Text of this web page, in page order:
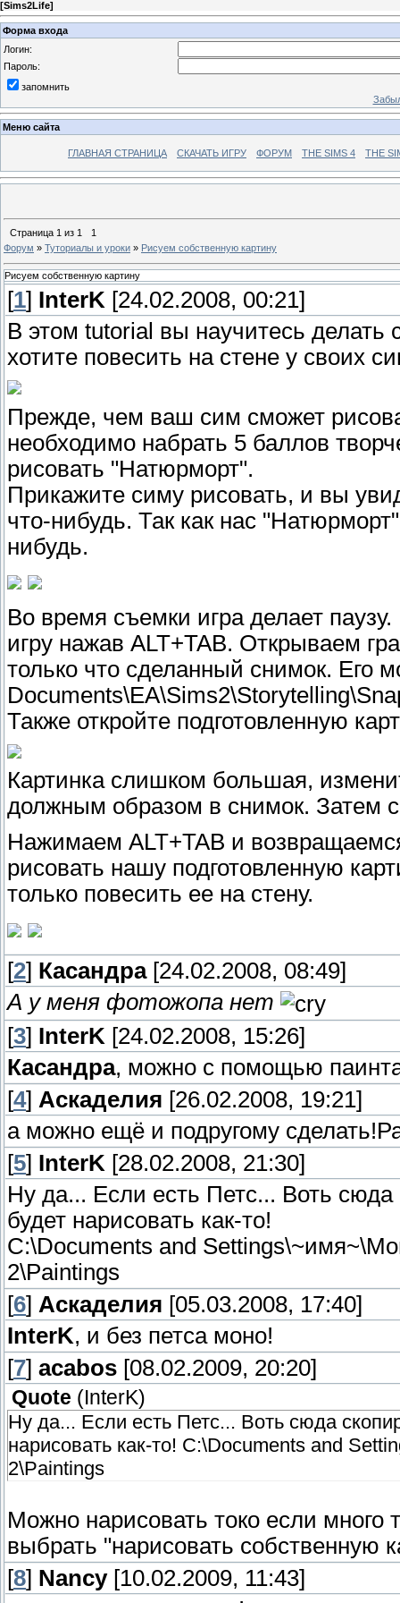
[Sims2Life]
Форма входа
Логин:
Пароль:
запомнить
Меню сайта
ГЛАВНАЯ СТРАНИЦА СКАЧАТЬ ИГРУ ФОРУМ THE SIMS 4 THE
Страница 1 из 1
1
Форум » Туториалы и уроки » Рисуем собственную картину
Рисуем собственную картину
[1] InterK [24.02.2008, 00:21]
В этом tutorial вы научитесь
хотите повесить на стене у своих
Прежде, чем ваш сим сможет
необходимо набрать 5 баллов
рисовать "Натюрморт".
Прикажите симу рисовать, и вы
что-нибудь. Так как нас
нибудь.
Во время съемки игра делает
игру нажав ALT+TAB. Открываем
только что сделанный снимок. Его
Также откройте подготовленную
Картинка слишком большая,
должным образом в снимок. Затем
Нажимаем ALT+TAB и
рисовать нашу подготовленную
только повесить ее на стену.
[2] Касандра[24.02.2008, 08:49]
А у меня фотожопа нет
[3] InterK [24.02.2008, 15:26]
Касандра, можно с помощью
[4] Аскаделия [26.02.2008, 19:21]
а можно ещё и подругому
[5] InterK [28.02.2008, 21:30]
Ну да... Если есть Петс... Воть сюда
будет нарисовать как-то!
C:\Documents and
2\Paintings
[6] Аскаделия [05.03.2008, 17:40]
InterK, и без петса моно!
[7] acabos [08.02.2009, 20:20]
Quote ( InterK)
Ну да... Если есть Петс... Воть сюда
нарисовать как-то! C:\Documents and
2\Paintings
Можно нарисовать токо если много
выбрать "нарисовать собственную
[8] Nancy[10.02.2009, 11:43]